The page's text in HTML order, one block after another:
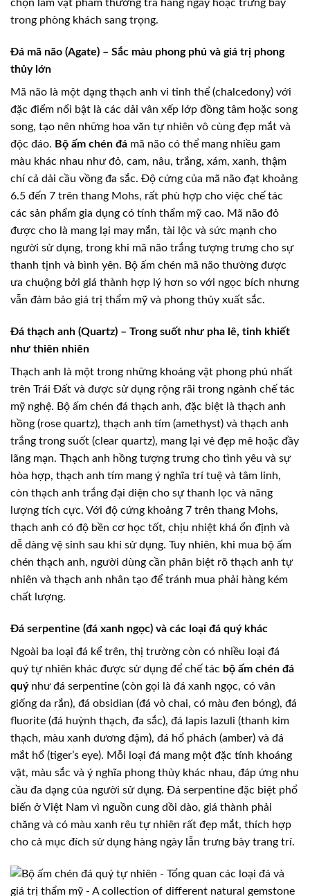
chọn làm vật phẩm thưởng trà hàng ngày hoặc trưng bày
trong phòng khách sang trọng.
Đá mã não (Agate) – Sắc màu phong phú và giá trị phong
thủy lớn
Mã não là một dạng thạch anh vi tinh thể (chalcedony) với
đặc điểm nổi bật là các dải vân xếp lớp đồng tâm hoặc song
song, tạo nên những hoa văn tự nhiên vô cùng đẹp mắt và
độc đáo. Bộ ấm chén đá mã não có thể mang nhiều gam
màu khác nhau như đỏ, cam, nâu, trắng, xám, xanh, thậm
chí cả dải cầu vồng đa sắc. Độ cứng của mã não đạt khoảng
6.5 đến 7 trên thang Mohs, rất phù hợp cho việc chế tác
các sản phẩm gia dụng có tính thẩm mỹ cao. Mã não đỏ
được cho là mang lại may mắn, tài lộc và sức mạnh cho
người sử dụng, trong khi mã não trắng tượng trưng cho sự
thanh tịnh và bình yên. Bộ ấm chén mã não thường được
ưa chuộng bởi giá thành hợp lý hơn so với ngọc bích nhưng
vẫn đảm bảo giá trị thẩm mỹ và phong thủy xuất sắc.
Đá thạch anh (Quartz) – Trong suốt như pha lê, tinh khiết
như thiên nhiên
Thạch anh là một trong những khoáng vật phong phú nhất
trên Trái Đất và được sử dụng rộng rãi trong ngành chế tác
mỹ nghệ. Bộ ấm chén đá thạch anh, đặc biệt là thạch anh
hồng (rose quartz), thạch anh tím (amethyst) và thạch anh
trắng trong suốt (clear quartz), mang lại vẻ đẹp mê hoặc đầy
lãng mạn. Thạch anh hồng tượng trưng cho tình yêu và sự
hòa hợp, thạch anh tím mang ý nghĩa trí tuệ và tâm linh,
còn thạch anh trắng đại diện cho sự thanh lọc và năng
lượng tích cực. Với độ cứng khoảng 7 trên thang Mohs,
thạch anh có độ bền cơ học tốt, chịu nhiệt khá ổn định và
dễ dàng vệ sinh sau khi sử dụng. Tuy nhiên, khi mua bộ ấm
chén thạch anh, người dùng cần phân biệt rõ thạch anh tự
nhiên và thạch anh nhân tạo để tránh mua phải hàng kém
chất lượng.
Đá serpentine (đá xanh ngọc) và các loại đá quý khác
Ngoài ba loại đá kể trên, thị trường còn có nhiều loại đá
quý tự nhiên khác được sử dụng để chế tác bộ ấm chén đá
quýnhư đá serpentine (còn gọi là đá xanh ngọc, có vân
giống da rắn), đá obsidian (đá vỏ chai, có màu đen bóng), đá
fluorite (đá huỳnh thạch, đa sắc), đá lapis lazuli (thanh kim
thạch, màu xanh dương đậm), đá hổ phách (amber) và đá
mắt hổ (tiger’s eye). Mỗi loại đá mang một đặc tính khoáng
vật, màu sắc và ý nghĩa phong thủy khác nhau, đáp ứng nhu
cầu đa dạng của người sử dụng. Đá serpentine đặc biệt phổ
biến ở Việt Nam vì nguồn cung dồi dào, giá thành phải
chăng và có màu xanh rêu tự nhiên rất đẹp mắt, thích hợp
cho cả mục đích sử dụng hàng ngày lẫn trưng bày trang trí.